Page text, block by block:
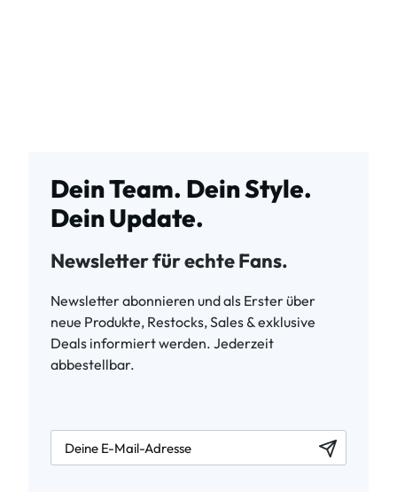
Dein Team. Dein Style.
Dein Update.
Newsletter für echte Fans.
Newsletter abonnieren und als Erster über
neue Produkte, Restocks, Sales & exklusive
Deals informiert werden. Jederzeit
abbestellbar.
newsletter.labelEmail